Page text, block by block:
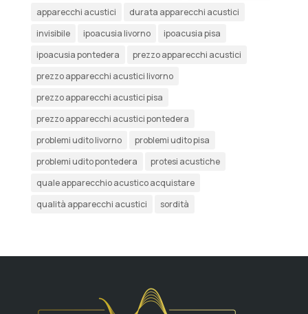
apparecchi acustici
durata apparecchi acustici
invisibile
ipoacusia livorno
ipoacusia pisa
ipoacusia pontedera
prezzo apparecchi acustici
prezzo apparecchi acustici livorno
prezzo apparecchi acustici pisa
prezzo apparecchi acustici pontedera
problemi udito livorno
problemi udito pisa
problemi udito pontedera
protesi acustiche
quale apparecchio acustico acquistare
qualità apparecchi acustici
sordità